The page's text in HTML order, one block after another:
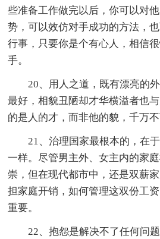
些准备工作做完以后，你可以对
势，可以效仿对手成功的方法，
行事，只要你是个有心人，相信
手。
20、用人之道，既有漂亮的外
最好，相貌丑陋却才华横溢者也
的是人的才，而非他的貌，千万不
21、治理国家最根本的，在于
一样。尽管男主外、女主内的家
崇，但在现代都市中，还是双薪
担家庭开销，如何管理这双份工
重要。
22、抱怨是解决不了任何问题